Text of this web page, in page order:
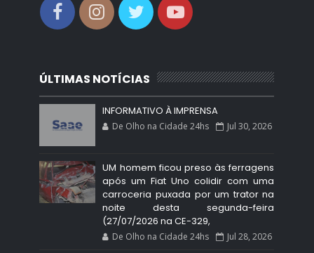
ÚLTIMAS NOTÍCIAS
INFORMATIVO À IMPRENSA
De Olho na Cidade 24hs Jul 30, 2026
UM homem ficou preso às ferragens
após um Fiat Uno colidir com uma
carroceria puxada por um trator na
noite desta segunda-feira
(27/07/2026 na CE-329,
De Olho na Cidade 24hs Jul 28, 2026